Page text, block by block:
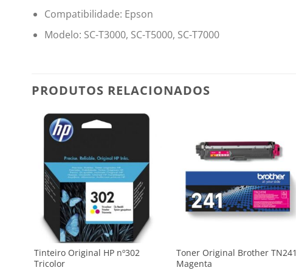
Compatibilidade: Epson
Modelo: SC-T3000, SC-T5000, SC-T7000
PRODUTOS RELACIONADOS
Tinteiro Original HP nº302
Tricolor
Toner Original Brother TN241
Magenta